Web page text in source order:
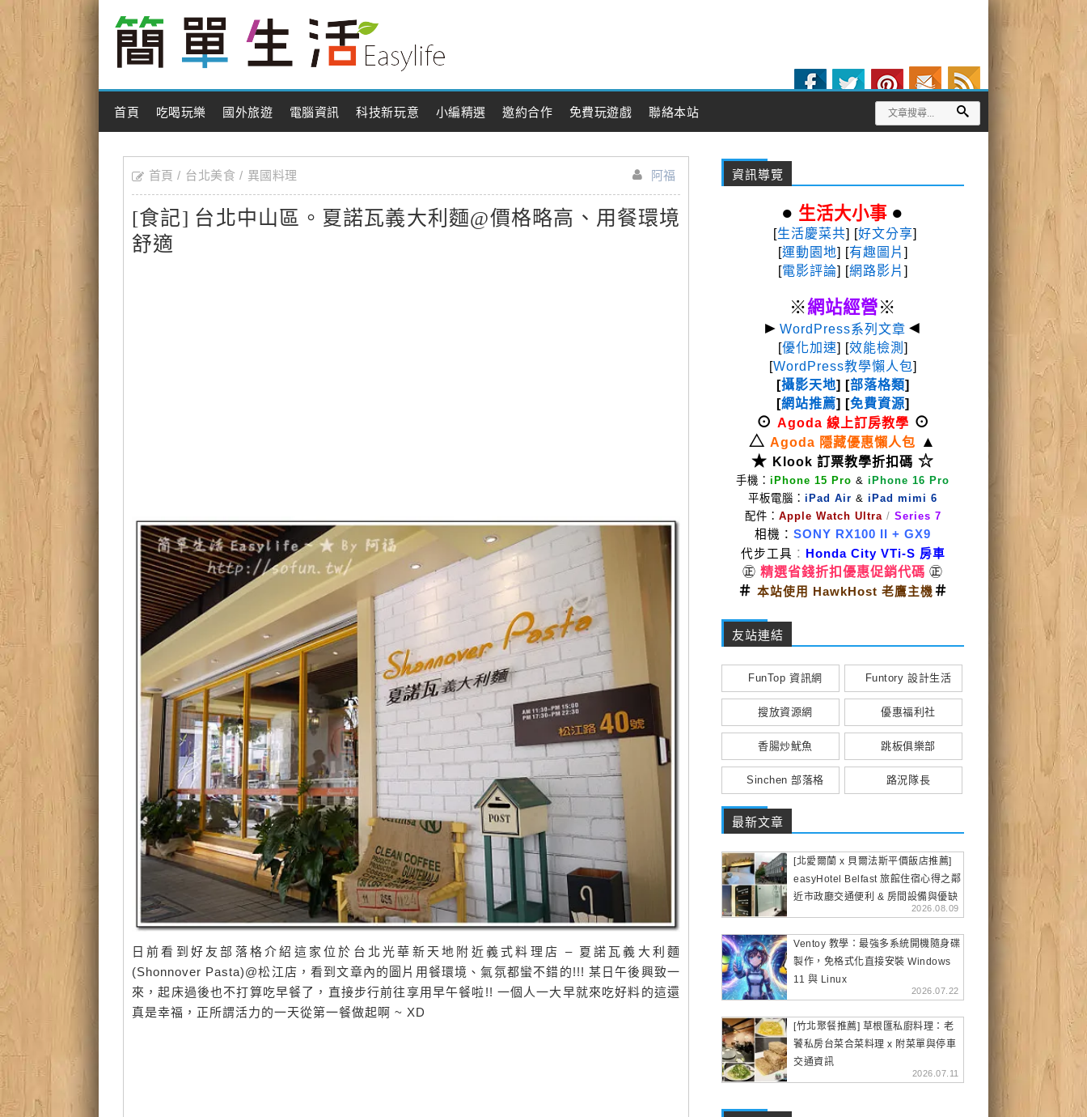
Main Menu
首頁 吃喝玩樂 國外旅遊 電腦資訊 科技新玩意 小編精選 邀約合作 免費玩遊戲 聯絡本站
首頁 台北美食 異國料理 阿福
[食記] 台北中山區。夏諾瓦義大利麵@價格略高、用餐環境
舒適
日前看到好友部落格介紹這家位於台北光華新天地附近義式料理店 – 夏諾瓦義大利麵
(Shonnover Pasta)@松江店，看到文章內的圖片用餐環境、氣氛都蠻不錯的!!! 某日午後興致一
來，起床過後也不打算吃早餐了，直接步行前往享用早午餐啦!! 一個人一大早就來吃好料的這還
真是幸福，正所謂活力的一天從第一餐做起啊 ~ XD
資訊導覽
● 生活大小事 ●
[生活慶菜共] [好文分享]
[運動園地] [有趣圖片 ]
[電影評論] [網路影片 ]
※網站經營※
► WordPress系列文章 ◄
[優化加速] [效能檢測 ]
[WordPress教學懶人包]
[攝影天地] [部落格類]
[網站推薦] [免費資源]
⊙ Agoda 線上訂房教學 ⊙
△ Agoda 隱藏優惠懶人包
▲
★ Klook 訂票教學折扣碼 ☆
手機： iPhone 15 Pro & iPhone 16 Pro
平板電腦： iPad Air & iPad mimi 6
配件： Apple Watch Ultra / Series 7
相機： SONY RX100 II
+ GX9
代步工具 ： Honda City VTi-S 房車
㊣ 精選省錢折扣優惠促銷代碼 ㊣
＃ 本站使用 HawkHost 老鷹主機＃
友站連結
FunTop 資訊網 Funtory 設計生活
搜放資源網 優惠福利社
香腸炒魷魚 跳板俱樂部
Sinchen 部落格 路況隊長
最新文章
[北愛爾蘭 x 貝爾法斯平價飯店推薦]
easyHotel Belfast 旅館住宿心得之鄰
近市政廳交通便利 & 房間設備與優缺
點
2026.08.09
Ventoy 教學：最強多系統開機隨身碟
製作，免格式化直接安裝 Windows
11 與 Linux
2026.07.22
[竹北聚餐推薦] 草根匯私廚料理：老
饕私房台菜合菜料理 x 附菜單與停車
交通資訊
2026.07.11